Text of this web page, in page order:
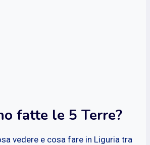
fatte le 5 Terre?
vedere e cosa fare in Liguria tra